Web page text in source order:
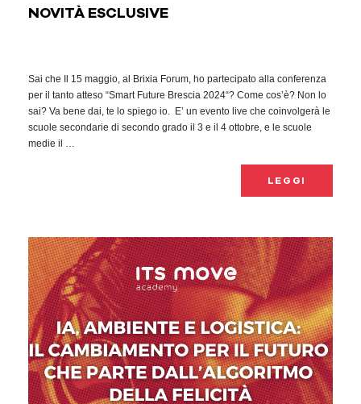
NOVITÀ ESCLUSIVE
Sai che Il 15 maggio, al Brixia Forum, ho partecipato alla conferenza
per il tanto atteso “Smart Future Brescia 2024“? Come cos’è? Non lo
sai? Va bene dai, te lo spiego io. E’ un evento live che coinvolgerà le
scuole secondarie di secondo grado il 3 e il 4 ottobre, e le scuole
medie il …
LEGGI